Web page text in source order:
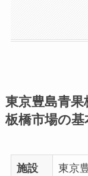
東京豊島青
板橋市場の基
施設
東京